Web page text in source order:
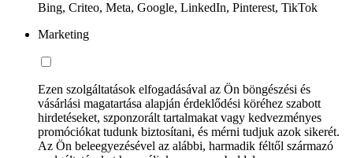
Bing, Criteo, Meta, Google, LinkedIn, Pinterest, TikTok
Marketing
Ezen szolgáltatások elfogadásával az Ön böngészési és
vásárlási magatartása alapján érdeklődési köréhez szabott
hirdetéseket, szponzorált tartalmakat vagy kedvezményes
promóciókat tudunk biztosítani, és mérni tudjuk azok sikerét.
Az Ön beleegyezésével az alábbi, harmadik féltől származó